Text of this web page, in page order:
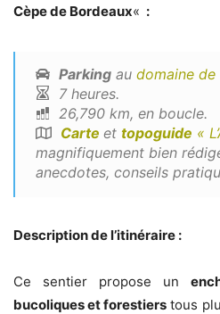
Cèpe de Bordeaux« :
Parking au domaine de
7 heures.
26,790 km, en boucle.
Carte et topoguide «
magnifiquement bien
anecdotes, conseils
Description de l’itinéraire :
Ce sentier propose un
bucoliques et forestiers tous